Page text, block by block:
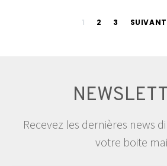
1 2 3
Recevez les dernières news
votre boite